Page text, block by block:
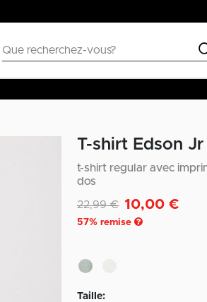
T-shirt Edson
t-shirt regular avec
dos
Remise de
22,99 €à 10,00 €
57% remise
Taille: